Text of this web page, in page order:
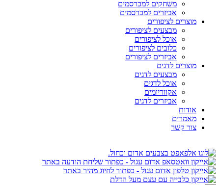
משחקים למכרסמים
אביזרים למכרסמים
מוצרים לציפורים
מבצעים לציפורים
אוכל לציפורים
כלובים לציפורים
אביזרים לציפורים
מוצרים לדגים
מבצעים לדגים
אוכל לדגים
אקווריומים
אביזרים לדגים
אודות
מאמרים
צור קשר